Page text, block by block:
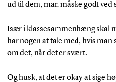
ud til dem, man måske godt ved
Især i klassesammenhæng skal
har nogen at tale med, hvis man
om det, når det er svært.
Og husk, at det er okay at sige